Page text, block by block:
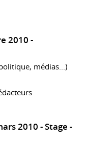
2010
médias...)
2010 Stage